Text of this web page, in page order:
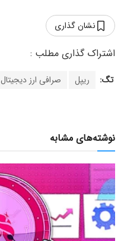
نشان گذاری
تگ: ریپل صرافی ارز دیجیتال
نوشته‌های مشابه